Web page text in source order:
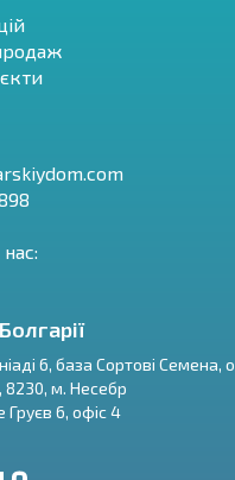
6, база Сортові Семена,
, 8230, м. Несебр
6, офіс 4